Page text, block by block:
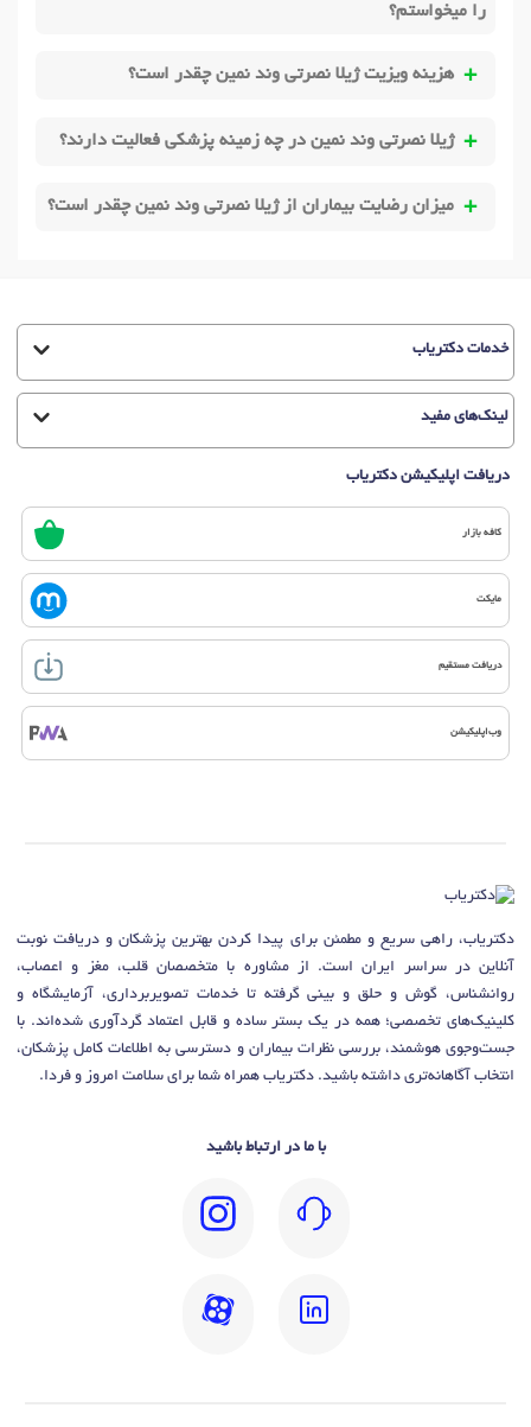
را میخواستم؟
هزینه ویزیت ژیلا نصرتی وند نمین چقدر است؟
ژیلا نصرتی وند نمین در چه زمینه پزشکی فعالیت دارند؟
میزان رضایت بیماران از ژیلا نصرتی وند نمین چقدر است؟
خدمات دکتریاب
لینک‌های مفید
دریافت اپلیکیشن دکتریاب
کافه بازار
مایکت
دریافت مستقیم
وب‌اپلیکیشن
دکتریاب، راهی سریع و مطمئن برای پیدا کردن بهترین پزشکان و دریافت نوبت
آنلاین در سراسر ایران است. از مشاوره با متخصصان قلب، مغز و اعصاب،
روانشناس، گوش و حلق و بینی گرفته تا خدمات تصویربرداری، آزمایشگاه و
کلینیک‌های تخصصی؛ همه در یک بستر ساده و قابل اعتماد گردآوری شده‌اند. با
جست‌وجوی هوشمند، بررسی نظرات بیماران و دسترسی به اطلاعات کامل پزشکان،
انتخاب آگاهانه‌تری داشته باشید. دکتریاب همراه شما برای سلامت امروز و فردا.
با ما در ارتباط باشید